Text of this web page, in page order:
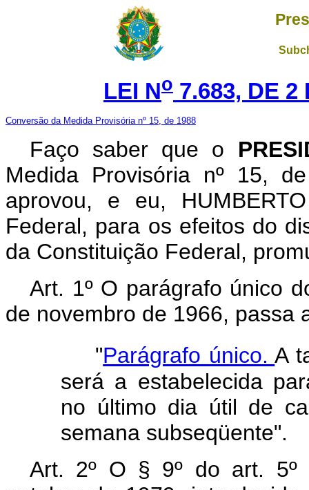
LEI No 7.683, DE 2
Conversão da Medida Provisória nº 15, de 1988
Faço saber que o
Medida Provisória nº 15,
aprovou, e eu,
Federal, para os efeitos do
da Constituição Federal,
Art. 1º O parágrafo único
de novembro de 1966, passa
"Parágrafo único.A
será a estabelecida
no último dia útil de
semana subseqüente".
Art. 2º O § 9º do art. 5º